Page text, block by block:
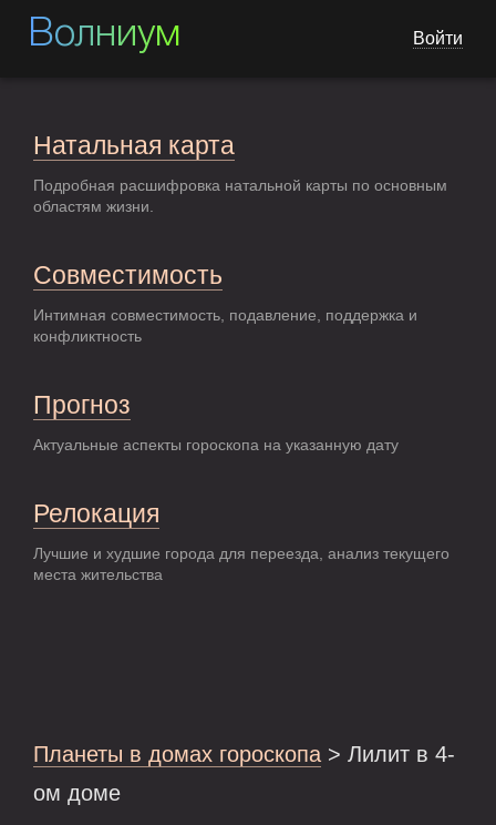
Волниум Войти
Натальная карта
Подробная расшифровка натальной карты по основным
областям жизни.
Совместимость
Интимная совместимость, подавление, поддержка и
конфликтность
Прогноз
Актуальные аспекты гороскопа на указанную дату
Релокация
Лучшие и худшие города для переезда, анализ текущего
места жительства
Планеты в домах гороскопа > Лилит в 4-
ом доме